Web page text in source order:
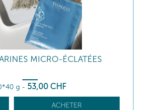
MICRO-ÉCLATÉES
g - 53,00 CHF
ACHETER